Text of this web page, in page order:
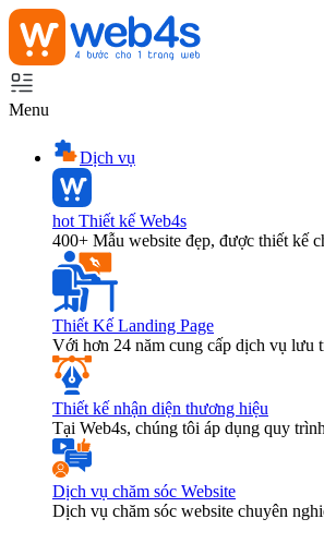
Menu
Dịch vụ
hot Thiết kế Web4s
400+ Mẫu website đẹp, được thiết kế
Thiết Kế Landing Page
Với hơn 24 năm cung cấp dịch vụ lưu
Thiết kế nhận diện thương hiệu
Tại Web4s, chúng tôi áp dụng quy
Dịch vụ chăm sóc Website
Dịch vụ chăm sóc website chuyên